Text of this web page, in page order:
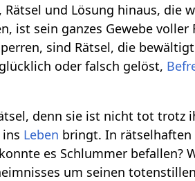
und Lösung hinaus, die
ist sein ganzes Gewebe voller
sind Rätsel, die
oder falsch gelöst,
denn sie ist nicht tot trotz
Leben bringt. In rätselhaften
es Schlummer befallen?
um seinen